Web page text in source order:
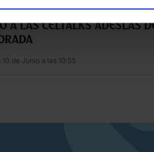
GIRÁLDEZ LE PONE UN
A LAS CELTALKS ADESLAS
de Junio a las 10:55